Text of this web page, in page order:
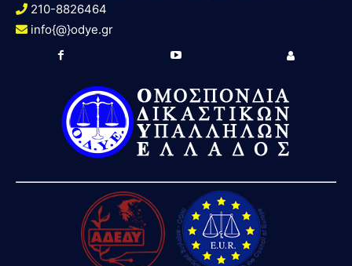
210-8826464
info{@}odye.gr